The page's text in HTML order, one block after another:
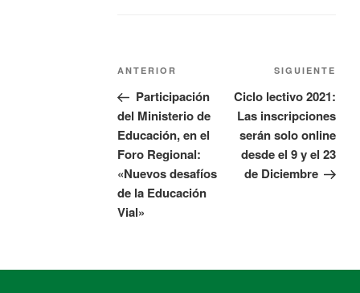
ANTERIOR
Participación
del Ministerio de
Educación, en el
Foro Regional:
«Nuevos desafíos
de la Educación
Vial»
SIGUIENTE
Ciclo lectivo 2021:
Las inscripciones
serán solo online
desde el 9 y el 23
de Diciembre